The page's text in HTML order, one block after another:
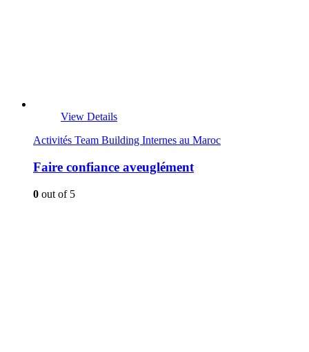
View Details
Activités Team Building Internes au Maroc
Faire confiance aveuglément
0 out of 5